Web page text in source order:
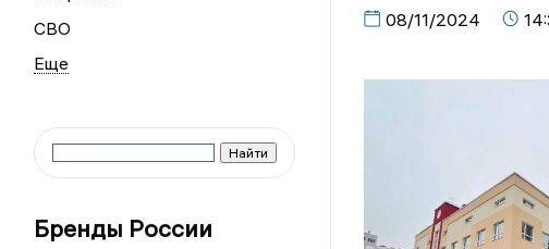
СВО
Бренды России
08/11/2024